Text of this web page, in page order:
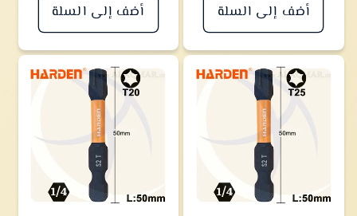
أضف إلى السلة أضف إلى السلة